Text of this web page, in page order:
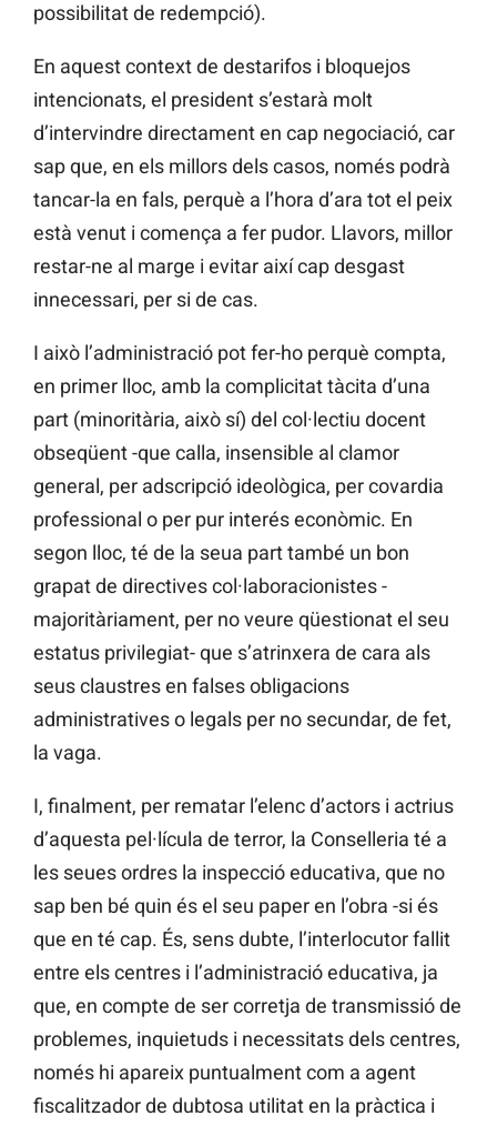
possibilitat de redempció).
En aquest context de destarifos i bloquejos
intencionats, el president s’estarà molt
d’intervindre directament en cap negociació, car
sap que, en els millors dels casos, només podrà
tancar-la en fals, perquè a l’hora d’ara tot el peix
està venut i comença a fer pudor. Llavors, millor
restar-ne al marge i evitar així cap desgast
innecessari, per si de cas.
I això l’administració pot fer-ho perquè compta,
en primer lloc, amb la complicitat tàcita d’una
part (minoritària, això sí) del col·lectiu docent
obseqüent -que calla, insensible al clamor
general, per adscripció ideològica, per covardia
professional o per pur interés econòmic. En
segon lloc, té de la seua part també un bon
grapat de directives col·laboracionistes -
majoritàriament, per no veure qüestionat el seu
estatus privilegiat- que s’atrinxera de cara als
seus claustres en falses obligacions
administratives o legals per no secundar, de fet,
la vaga.
I, finalment, per rematar l’elenc d’actors i actrius
d’aquesta pel·lícula de terror, la Conselleria té a
les seues ordres la inspecció educativa, que no
sap ben bé quin és el seu paper en l’obra -si és
que en té cap. És, sens dubte, l’interlocutor fallit
entre els centres i l’administració educativa, ja
que, en compte de ser corretja de transmissió de
problemes, inquietuds i necessitats dels centres,
només hi apareix puntualment com a agent
fiscalitzador de dubtosa utilitat en la pràctica i